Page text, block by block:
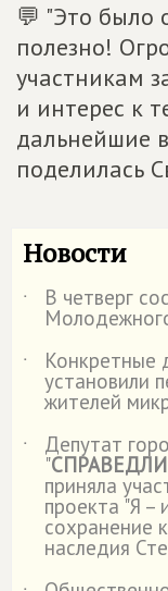
💬 "Это было
полезно!
участникам
и интерес к
дальнейшие
поделилась
Новости
˙ В четверг
˙
Конкретные
установили
жителей
˙
Депутат
"
приняла
проекта "Я –
сохранение
наследия